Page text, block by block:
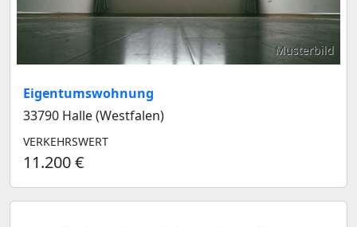
Musterbild
Eigentumswohnung
33790 Halle (Westfalen)
VERKEHRSWERT
11.200 €